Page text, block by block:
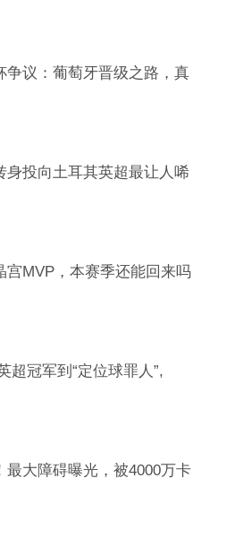
争议：葡萄牙晋级之路，真
身投向土耳其英超最让人唏
宫MVP，本赛季还能回来吗
超冠军到“定位球罪人”,
最大障碍曝光，被4000万卡